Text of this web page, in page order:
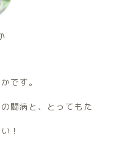
です。
闘病と、とってもた
！